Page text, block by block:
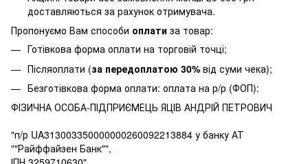
доставляються за рахунок отримувача.
Пропонуємо Вам способи оплати за товар:
Готівкова форма оплати на торговій точці;
Післяоплати (за передоплатою 30% від суми чека);
Безготівкова форма оплати: оплата на р/р (ФОП):
ФІЗИЧНА ОСОБА-ПІДПРИЄМЕЦЬ ЯЦІВ АНДРІЙ ПЕТРОВИЧ
"п/р UA313003350000000260092213884 у банку АТ
""Райффайзен Банк"",